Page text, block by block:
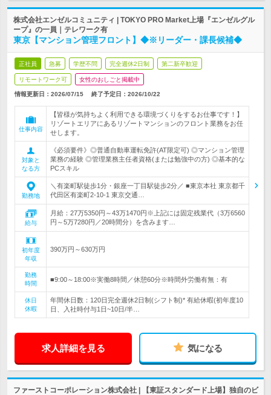
株式会社エンゼルコミュニティ | TOKYO PRO Market上場『エンゼルグル
ープ』の一員｜テレワーク有
東京【マンション管理フロント】◆※リーダー・課長候補◆
正社員 急募 学歴不問 完全週休2日制 第二新卒歓迎
リモートワーク可 女性のおしごと掲載中
情報更新日：2026/07/15 終了予定日： 2026/10/22
仕事内容
【皆様が気持ちよく利用できる環境づくりをするお仕事です！】
リゾートエリアにあるリゾートマンションのフロント業務をお任
せします。
対象と
なる方
《必須要件》◎普通自動車運転免許(AT限定可) ◎マンション管理
業務の経験 ◎管理業務主任者資格(または勉強中の方) ◎基本的な
PCスキル
勤務地
＼有楽町駅徒歩1分・銀座一丁目駅徒歩2分／ ■東京本社 東京都千
代田区有楽町2-10-1 東京交通…
給与
月給：27万5350円～43万1470円※上記には固定残業代（3万6560
円～5万7280円／20時間分）を含みます…
初年度
年収
390万円～630万円
勤務
時間
■9:00～18:00※実働8時間／休憩60分※時間外労働有無：有
休日
休暇
年間休日数：120日完全週休2日制(シフト制)* 有給休暇(初年度10
日、入社時付与1日~10日/半…
求人詳細を見る 気になる
ファーストコーポレーション株式会社 | 【東証スタンダード上場】独自のビ